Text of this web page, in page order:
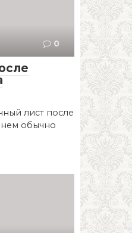
0
лист после
нем обычно